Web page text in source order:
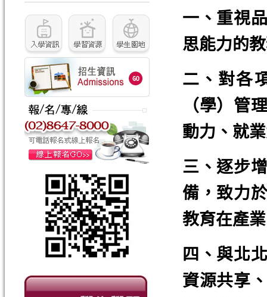
一、重視
思能力的
二、對各
（學）管
動力、就
三、逐步
備，致力
教育在產
四、與北
資源共享